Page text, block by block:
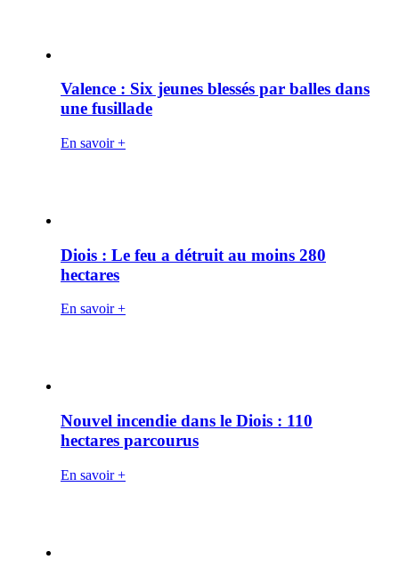
Valence : Six jeunes blessés par balles dans
une fusillade
En savoir +
Diois : Le feu a détruit au moins 280
hectares
En savoir +
Nouvel incendie dans le Diois : 110
hectares parcourus
En savoir +